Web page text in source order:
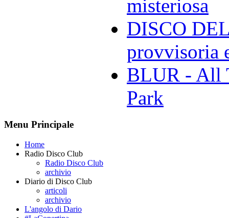
misteriosa
DISCO
provvisoria
BLUR - All
Park
Menu Principale
Home
Radio Disco Club
Radio Disco Club
archivio
Diario di Disco Club
articoli
archivio
L'angolo di Dario